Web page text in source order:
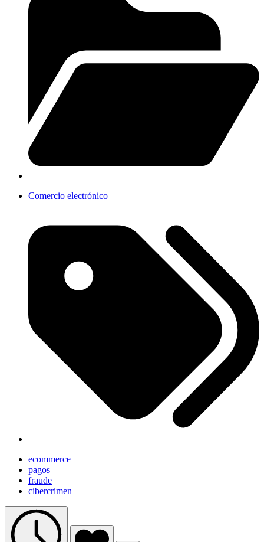
Comercio electrónico
ecommerce
pagos
fraude
cibercrimen